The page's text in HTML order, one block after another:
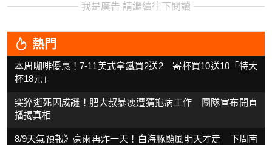
我是廣告 請繼續往下閱讀
熱門
本周咖啡優惠！7-11美式拿鐵買2送2 寄杯買10送10「特大
杯18元」
突猝逝死因成謎！肥大叔暴瘦遭猜抱病工作 團隊宣布開直
播揭真相
8/9天氣預報》豪雨再炸一天！白海豚颱風明天才走 下周南